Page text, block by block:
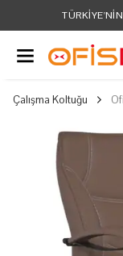
OYUNCU
Çalışma Koltuğu